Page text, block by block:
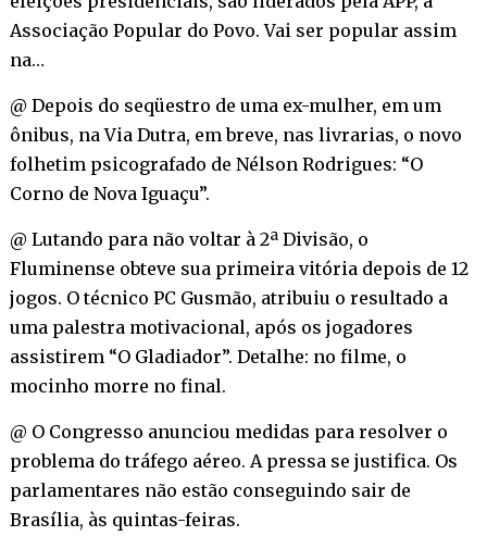
Associação Popular do Povo. Vai ser popular assim
na…
@ Depois do seqüestro de uma ex-mulher, em um
ônibus, na Via Dutra, em breve, nas livrarias, o novo
folhetim psicografado de Nélson Rodrigues: “O
Corno de Nova Iguaçu”.
@ Lutando para não voltar à 2ª Divisão, o
Fluminense obteve sua primeira vitória depois de 12
jogos. O técnico PC Gusmão, atribuiu o resultado a
uma palestra motivacional, após os jogadores
assistirem “O Gladiador”. Detalhe: no filme, o
mocinho morre no final.
@ O Congresso anunciou medidas para resolver o
problema do tráfego aéreo. A pressa se justifica. Os
parlamentares não estão conseguindo sair de
Brasília, às quintas-feiras.